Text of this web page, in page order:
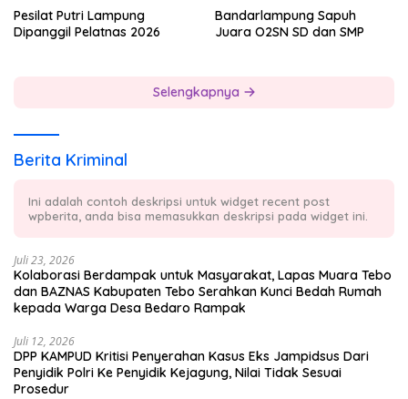
Pesilat Putri Lampung
Dipanggil Pelatnas 2026
Bandarlampung Sapuh
Juara O2SN SD dan SMP
Selengkapnya
Berita Kriminal
Ini adalah contoh deskripsi untuk widget recent post
wpberita, anda bisa memasukkan deskripsi pada widget ini.
Juli 23, 2026
Kolaborasi Berdampak untuk Masyarakat, Lapas Muara Tebo
dan BAZNAS Kabupaten Tebo Serahkan Kunci Bedah Rumah
kepada Warga Desa Bedaro Rampak
Juli 12, 2026
DPP KAMPUD Kritisi Penyerahan Kasus Eks Jampidsus Dari
Penyidik Polri Ke Penyidik Kejagung, Nilai Tidak Sesuai
Prosedur